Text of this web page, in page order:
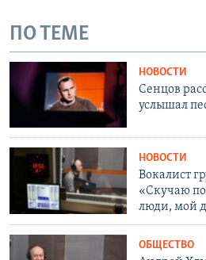
ПО ТЕМЕ
НОВОСТИ
Сенцов
услышал
НОВОСТИ
Вокалист
«Скучаю
люди, мой
ОБЩЕСТВО